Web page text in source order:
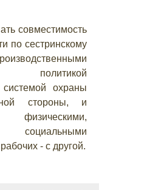
совместимость
по сестринскому
политикой
системой охраны
стороны, и
социальными
- с другой.